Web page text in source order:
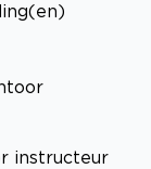
instructeur